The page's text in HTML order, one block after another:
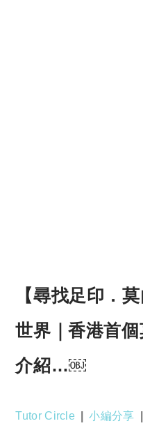
【尋找足印．
世界｜香港首
介紹…￼
Post
Tutor Circle
Post
小編分享